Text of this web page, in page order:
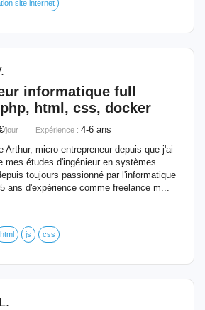
site internet
informatique full
html, css, docker
/jour Expérience : 4-6 ans
Arthur, micro-entrepreneur depuis que j'ai
mes études d'ingénieur en systèmes
toujours passionné par l'informatique
ans d'expérience comme freelance m...
html js css